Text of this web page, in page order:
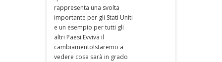
rappresenta una svolta
importante per gli Stati Uniti
e un esempio per tutti gli
altri Paesi.Evviva il
cambiamento!staremo a
vedere cosa sarà in grado